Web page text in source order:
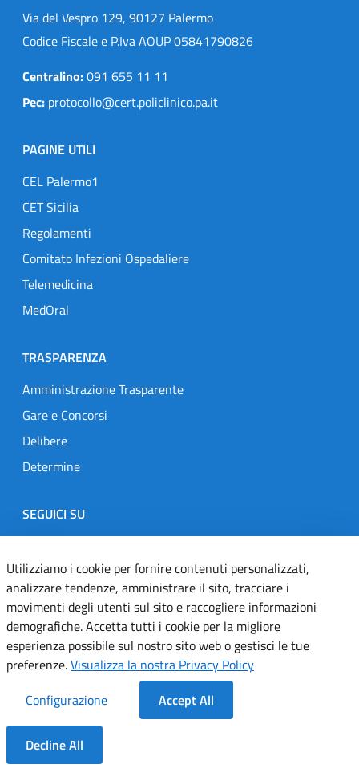
Dentro la Sezione
Via del Vespro 129, 90127 Palermo
Codice Fiscale e P.Iva AOUP 05841790826
Centralino:091 655 11 11
Pec: protocollo@cert.policlinico.pa.it
PAGINE UTILI
CEL Palermo1
CET Sicilia
Regolamenti
Comitato Infezioni Ospedaliere
Telemedicina
MedOral
TRASPARENZA
Amministrazione Trasparente
Gare e Concorsi
Delibere
Determine
SEGUICI SU
Designers Italia
TwitterInstagramYoutubeLinkedin
Dichiarazione di accessibilità
Informativa cookie
Note legali
Servizi Applicativi
Utilizziamo i cookie per fornire contenuti personalizzati,
analizzare tendenze, amministrare il sito, tracciare i
movimenti degli utenti sul sito e raccogliere informazioni
demografiche. Accetta tutti i cookie per la migliore
esperienza possibile sul nostro sito web o gestisci le tue
preferenze.Visualizza la nostra Privacy Policy
Configurazione
Accept All
Decline All